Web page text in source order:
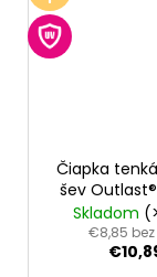
Čiapka
šev
Skladom
€8,85 bez